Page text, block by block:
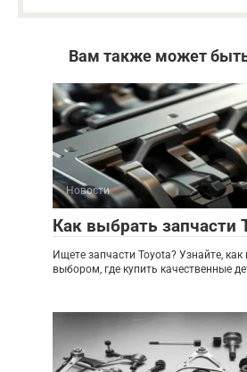
Вам также может
Новости
Как выбрать запчасти
Ищете запчасти Toyota? Узнайте,
выбором, где купить качественные